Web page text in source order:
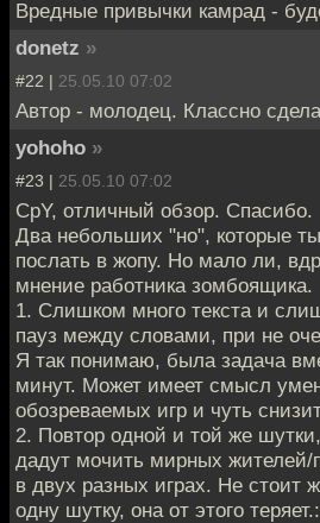
Вредные привычки камрад -
donetz »
#22 | 25.05.10 07:02
Автор - молодец. Классно
yohoho »
#23 | 25.05.10 07:02
CpY, отличный обзор. Спасибо.
Два небольших "но", которые
послать в жопу. Но мало ли,
мнение работника зомбоящика.
1. Слишком много текста и
пауз между словами, при не
Я так понимаю, была задача
минут. Может имеет смысл
обозреваемых игр и чуть
2. Повтор одной и той же
дадут мочить мирных
в двух разных играх. Не стоит
одну шутку, она от этого